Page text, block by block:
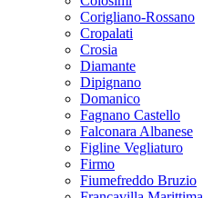
Corigliano-Rossano
Cropalati
Crosia
Diamante
Dipignano
Domanico
Fagnano Castello
Falconara Albanese
Figline Vegliaturo
Firmo
Fiumefreddo Bruzio